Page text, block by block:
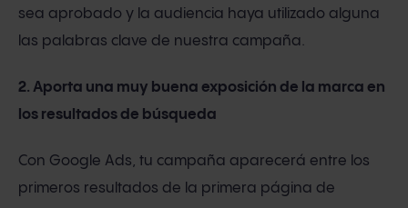
sea aprobado y la audiencia haya utilizado alguna
las palabras clave de nuestra campaña.
2. Aporta una muy buena exposición de la marca en
los resultados de búsqueda
Con Google Ads, tu campaña aparecerá entre los
primeros resultados de la primera página de